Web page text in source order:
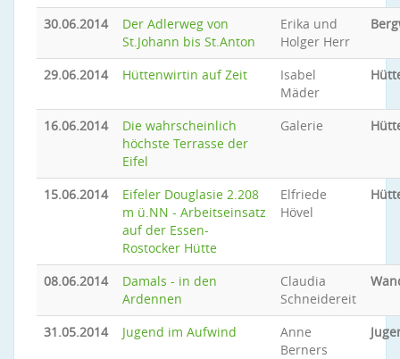
30.06.2014
Der Adlerweg von
St.Johann bis St.Anton
Erika und
Holger Herr
29.06.2014 Hüttenwirtin auf Zeit
Isabel
Mäder
16.06.2014
Die wahrscheinlich
höchste Terrasse der
Eifel
Galerie
15.06.2014
Eifeler Douglasie 2.208
m ü.NN - Arbeitseinsatz
auf der Essen-
Rostocker Hütte
Elfriede
Hövel
08.06.2014
Damals - in den
Ardennen
Claudia
Schneidereit
31.05.2014 Jugend im Aufwind
Anne
Berners